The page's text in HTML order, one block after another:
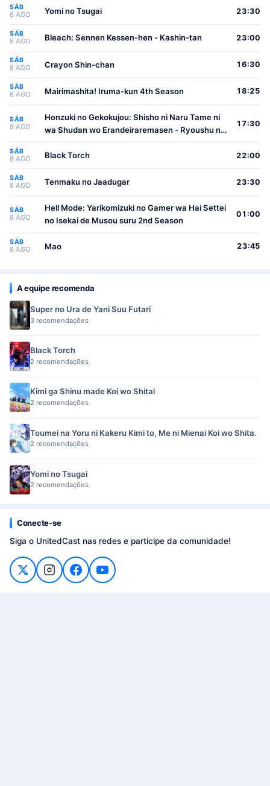
SÁB
8 AGO Yomi no Tsugai 23:30
SÁB
8 AGO Bleach: Sennen Kessen-hen - Kashin-tan 23:00
SÁB
8 AGO Crayon Shin-chan 16:30
SÁB
8 AGO Mairimashita! Iruma-kun 4th Season 18:25
SÁB
8 AGO
Honzuki no Gekokujou: Shisho ni Naru Tame ni
wa Shudan wo Erandeiraremasen - Ryoushu no
17:30
SÁB
8 AGO Black Torch 22:00
SÁB
8 AGO Tenmaku no Jaadugar 23:30
SÁB
8 AGO
Hell Mode: Yarikomizuki no Gamer wa Hai Settei
no Isekai de Musou suru 2nd Season
01:00
SÁB
8 AGO Mao 23:45
A equipe recomenda
Super no Ura de Yani Suu Futari
3 recomendações
Black Torch
2 recomendações
Kimi ga Shinu made Koi wo Shitai
2 recomendações
Toumei na Yoru ni Kakeru Kimi to, Me ni Mienai Koi wo Shita.
2 recomendações
Yomi no Tsugai
2 recomendações
Conecte-se
Siga o UnitedCast nas redes e participe da comunidade!